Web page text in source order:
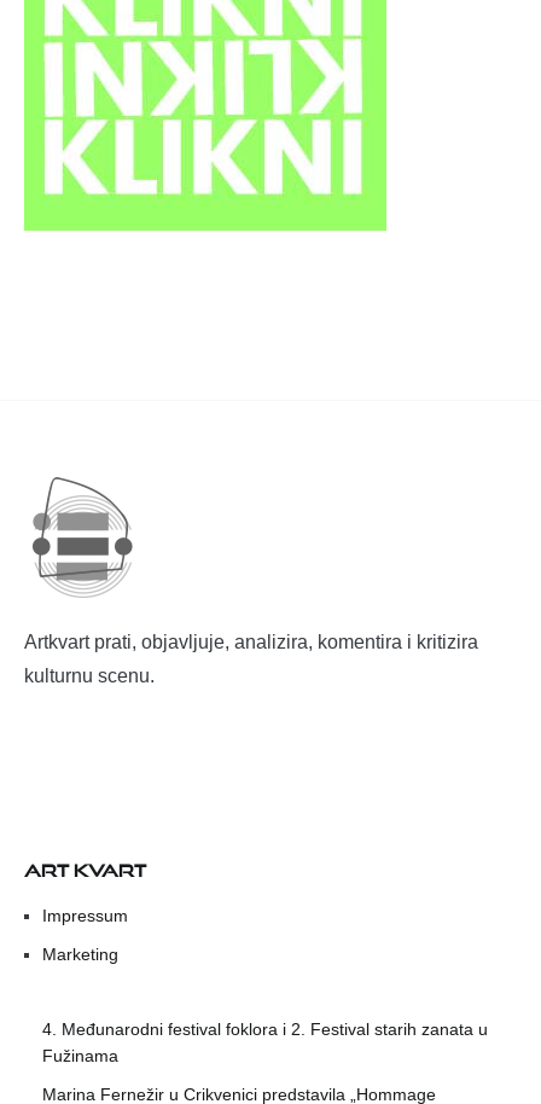
Artkvart prati, objavljuje, analizira, komentira i kritizira
kulturnu scenu.
ART KVART
Impressum
Marketing
4. Međunarodni festival foklora i 2. Festival starih zanata u
Fužinama
Marina Fernežir u Crikvenici predstavila „Hommage